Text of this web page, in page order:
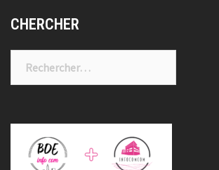
CHERCHER